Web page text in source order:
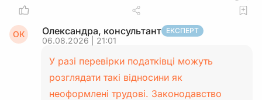
ОК Олександра, консультант ЕКСПЕРТ
06.08.2026 | 21:01
У разі перевірки податківці можуть
розглядати такі відносини як
неоформлені трудові. Законодавство